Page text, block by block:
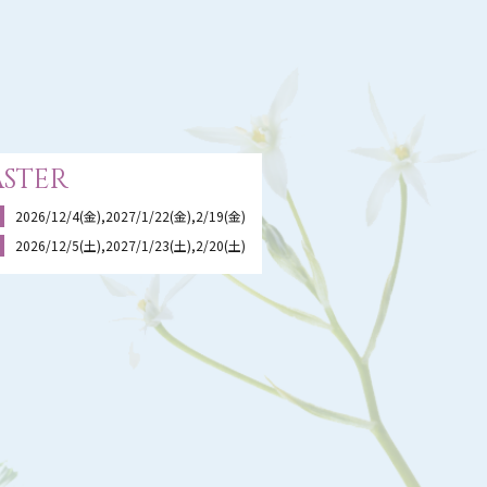
2026/12/4(金),2027/1/22(金),2/19(金)
2026/12/5(土),2027/1/23(土),2/20(土)